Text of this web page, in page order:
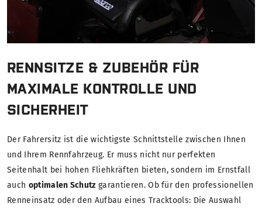
RENNSITZE & ZUBEHÖR FÜR
MAXIMALE KONTROLLE UND
SICHERHEIT
Der Fahrersitz ist die wichtigste Schnittstelle zwischen Ihnen
und Ihrem Rennfahrzeug. Er muss nicht nur perfekten
Seitenhalt bei hohen Fliehkräften bieten, sondern im Ernstfall
auch optimalen Schutzgarantieren. Ob für den professionellen
Renneinsatz oder den Aufbau eines Tracktools: Die Auswahl